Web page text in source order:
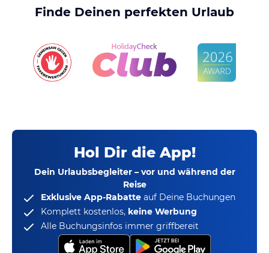
Finde Deinen perfekten Urlaub
Hol Dir die App!
Dein Urlaubsbegleiter – vor und während der
Reise
Exklusive App-Rabatte auf Deine Buchungen
Komplett kostenlos, keine Werbung
Alle Buchungsinfos immer griffbereit